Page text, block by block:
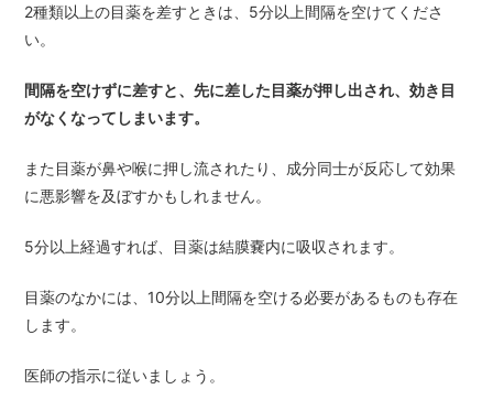
2種類以上の目薬を差すときは、5分以上間隔を空けてくださ
い。
間隔を空けずに差すと、先に差した目薬が押し出され、効き目
がなくなってしまいます。
また目薬が鼻や喉に押し流されたり、成分同士が反応して効果
に悪影響を及ぼすかもしれません。
5分以上経過すれば、目薬は結膜嚢内に吸収されます。
目薬のなかには、10分以上間隔を空ける必要があるものも存在
します。
医師の指示に従いましょう。